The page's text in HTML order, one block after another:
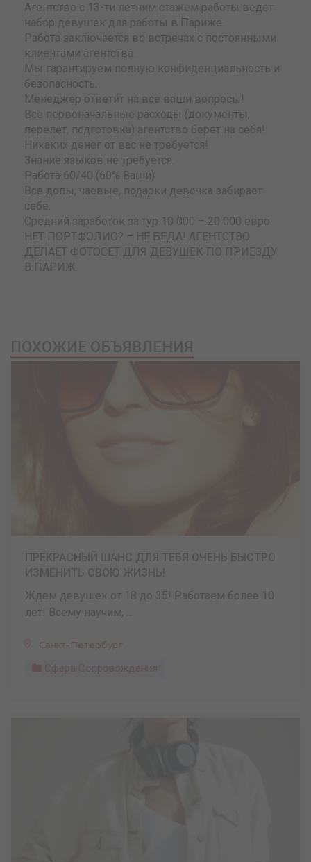
Агентство с 13-ти летним стажем работы ведет
набор девушек для работы в Париже.
Работа заключается во встречах с постоянными
клиентами агентства.
Мы гарантируем полную конфиденциальность и
безопасность.
Менеджер ответит на все ваши вопросы!
Все первоначальные расходы (документы,
перелет, подготовка) агентство берет на себя!
Никаких денег от вас не требуется!
Знание языков не требуется.
Работа 60/40 (60% Ваши)
Все допы, чаевые, подарки девочка забирает
себе.
Средний заработок за тур 10 000 – 20 000 евро.
НЕТ ПОРТФОЛИО? – НЕ БЕДА! АГЕНТСТВО
ДЕЛАЕТ ФОТОСЕТ ДЛЯ ДЕВУШЕК ПО ПРИЕЗДУ
В ПАРИЖ.
Ждем девушек от 18 до 35! Работаем более 10
лет! Всему научим, ...
Санкт-Петербург
Сфера Сопровождения